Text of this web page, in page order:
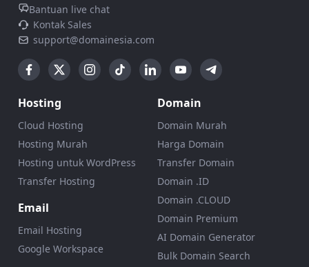
Bantuan live chat
Kontak Sales
support@domainesia.com
Hosting
Cloud Hosting
Hosting Murah
Hosting untuk WordPress
Transfer Hosting
Email
Email Hosting
Google Workspace
Domain
Domain Murah
Harga Domain
Transfer Domain
Domain .ID
Domain .CLOUD
Domain Premium
AI Domain Generator
Bulk Domain Search